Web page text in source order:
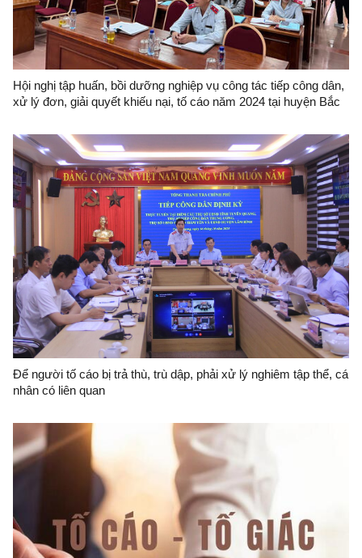
Hội nghị tập huấn, bồi dưỡng nghiệp vụ công tác tiếp công dân,
xử lý đơn, giải quyết khiếu nại, tố cáo năm 2024 tại huyện Bắc
Để người tố cáo bị trả thù, trù dập, phải xử lý nghiêm tập thể, cá
nhân có liên quan